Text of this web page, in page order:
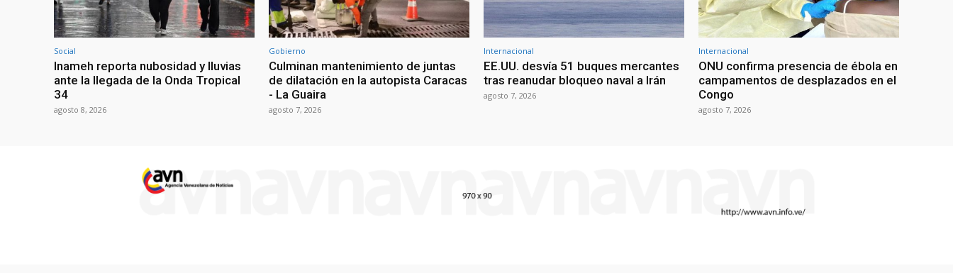
Social
Inameh reporta nubosidad y lluvias
ante la llegada de la Onda Tropical
34
agosto 8, 2026
Gobierno
Culminan mantenimiento de juntas
de dilatación en la autopista Caracas
- La Guaira
agosto 7, 2026
Internacional
EE.UU. desvía 51 buques mercantes
tras reanudar bloqueo naval a Irán
agosto 7, 2026
Internacional
ONU confirma presencia de ébola en
campamentos de desplazados en el
Congo
agosto 7, 2026